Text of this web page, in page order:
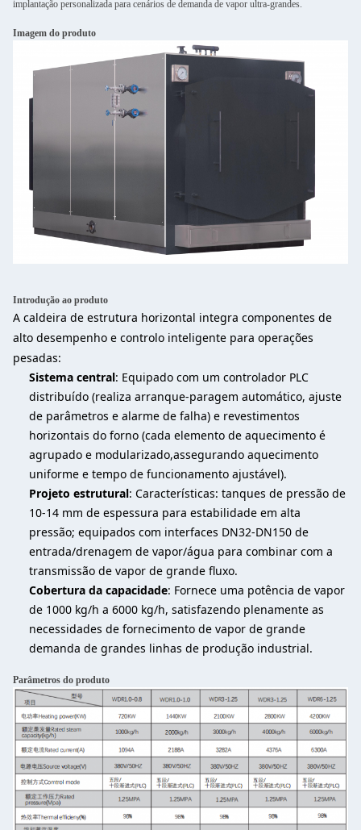
implantação personalizada para cenários de demanda de vapor ultra-grandes.
Imagem do produto
Introdução ao produto
A caldeira de estrutura horizontal integra componentes de
alto desempenho e controlo inteligente para operações
pesadas:
Sistema central: Equipado com um controlador PLC
distribuído (realiza arranque-paragem automático, ajuste
de parâmetros e alarme de falha) e revestimentos
horizontais do forno (cada elemento de aquecimento é
agrupado e modularizado,assegurando aquecimento
uniforme e tempo de funcionamento ajustável).
Projeto estrutural: Características: tanques de pressão de
10-14 mm de espessura para estabilidade em alta
pressão; equipados com interfaces DN32-DN150 de
entrada/drenagem de vapor/água para combinar com a
transmissão de vapor de grande fluxo.
Cobertura da capacidade: Fornece uma potência de vapor
de 1000 kg/h a 6000 kg/h, satisfazendo plenamente as
necessidades de fornecimento de vapor de grande
demanda de grandes linhas de produção industrial.
Parâmetros do produto